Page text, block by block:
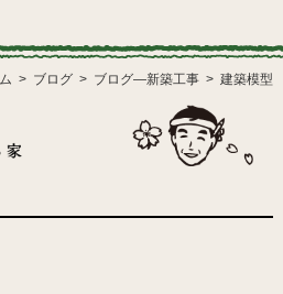
ブログ ブログ―新築工事 建築模型